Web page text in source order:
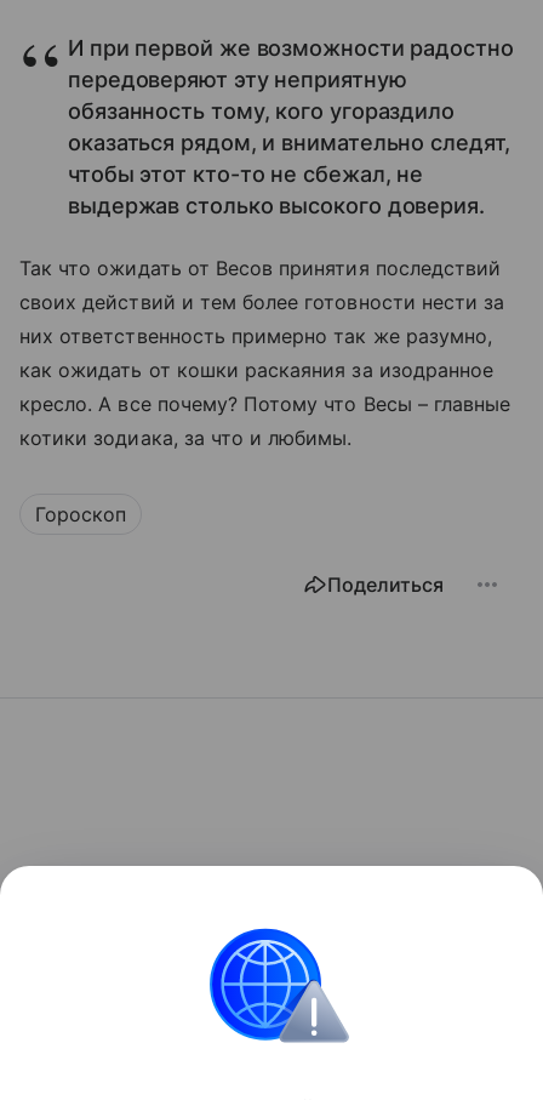
И при первой же возможности радостно
передоверяют эту неприятную
обязанность тому, кого угораздило
оказаться рядом, и внимательно следят,
чтобы этот кто-то не сбежал, не
выдержав столько высокого доверия.
Так что ожидать от Весов принятия последствий
своих действий и тем более готовности нести за
них ответственность примерно так же разумно,
как ожидать от кошки раскаяния за изодранное
кресло. А все почему? Потому что Весы – главные
котики зодиака, за что и любимы.
Гороскоп
Поделиться